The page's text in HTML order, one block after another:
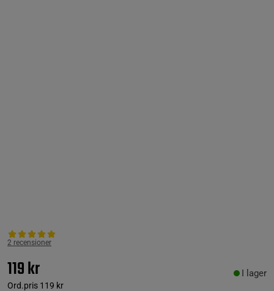
2 recensioner
119 kr
Ord.pris 119 kr
I lager